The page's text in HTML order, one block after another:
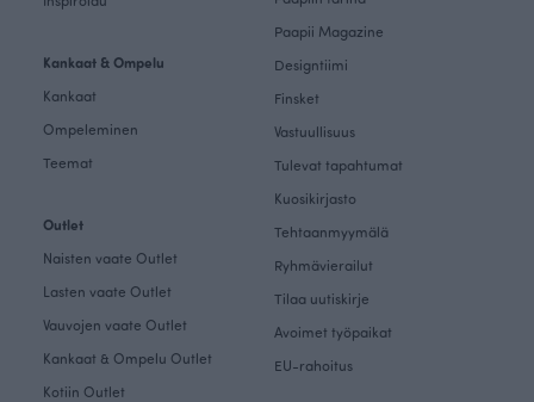
Kankaat & Ompelu
Kankaat
Ompeleminen
Teemat
Outlet
Naisten vaate Outlet
Lasten vaate Outlet
Vauvojen vaate Outlet
Kankaat & Ompelu Outlet
Kotiin Outlet
Paapii Magazine
Designtiimi
Finsket
Vastuullisuus
Tulevat tapahtumat
Kuosikirjasto
Tehtaanmyymälä
Ryhmävierailut
Tilaa uutiskirje
Avoimet työpaikat
EU-rahoitus